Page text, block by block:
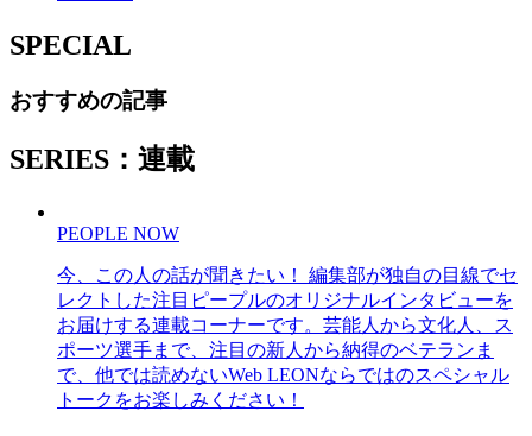
SPECIAL
おすすめの記事
SERIES：連載
PEOPLE NOW
今、この人の話が聞きたい！ 編集部が独自の目線でセ
レクトした注目ピープルのオリジナルインタビューを
お届けする連載コーナーです。芸能人から文化人、ス
ポーツ選手まで、注目の新人から納得のベテランま
で、他では読めないWeb LEONならではのスペシャル
トークをお楽しみください！